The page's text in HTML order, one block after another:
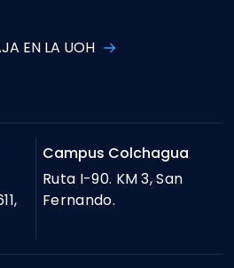
EN LA UOH
Campus Colchagua
Ruta I-90. KM 3, San
Fernando.